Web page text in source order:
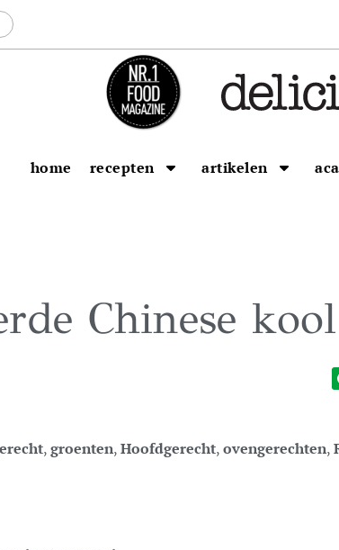
home recepten artikelen
Chinese kool
,groenten,Hoofdgerecht,ovengerechten,